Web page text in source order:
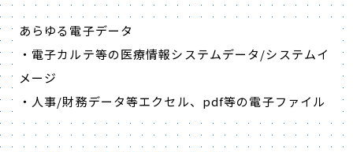
あらゆる電子データ
・電子カルテ等の医療情報システムデータ/システムイ
メージ
・人事/財務データ等エクセル、pdf等の電子ファイル